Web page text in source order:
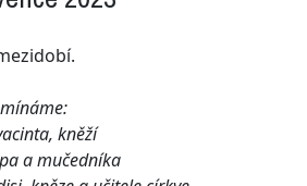
kněží
a mučedníka